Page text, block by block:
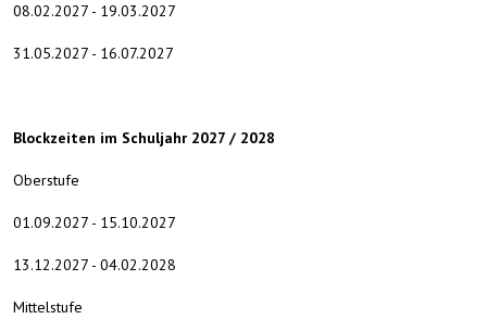
08.02.2027 - 19.03.2027
31.05.2027 - 16.07.2027
Blockzeiten im Schuljahr 2027 / 2028
Oberstufe
01.09.2027 - 15.10.2027
13.12.2027 - 04.02.2028
Mittelstufe